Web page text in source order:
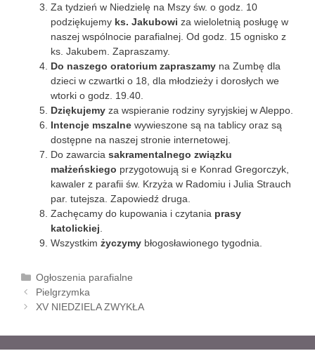
Za tydzień w Niedzielę na Mszy św. o godz. 10
podziękujemy ks. Jakubowi za wieloletnią posługę w
naszej wspólnocie parafialnej. Od godz. 15 ognisko z
ks. Jakubem. Zapraszamy.
Do naszego oratorium zapraszamy na Zumbę dla
dzieci w czwartki o 18, dla młodzieży i dorosłych we
wtorki o godz. 19.40.
Dziękujemy za wspieranie rodziny syryjskiej w Aleppo.
Intencje mszalne wywieszone są na tablicy oraz są
dostępne na naszej stronie internetowej.
Do zawarcia sakramentalnego związku
małżeńskiego przygotowują si e Konrad Gregorczyk,
kawaler z parafii św. Krzyża w Radomiu i Julia Strauch
par. tutejsza. Zapowiedź druga.
Zachęcamy do kupowania i czytania prasy
katolickiej.
Wszystkim życzymy błogosławionego tygodnia.
K
a
t
g
Ogłoszenia parafialne
Z
o
a
Pielgrzymka
XV NIEDZIELA ZWYKŁA